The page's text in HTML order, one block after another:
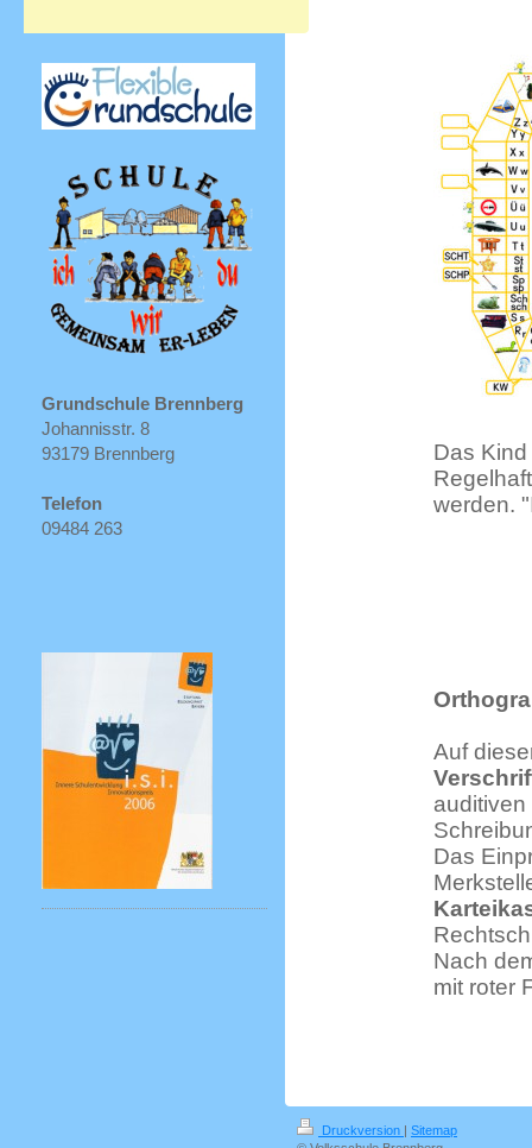
Das
werden.
Auf
Das
Nach
mit roter
Grundschule Brennberg
Johannisstr. 8
93179 Brennberg
Telefon
09484 263
Druckversion | Sitemap